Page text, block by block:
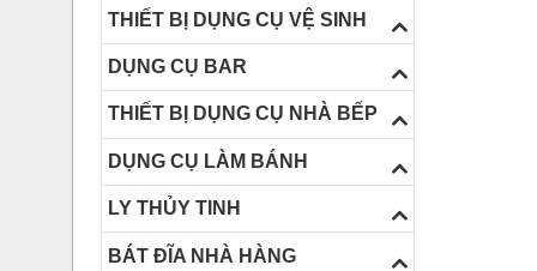
THIẾT BỊ DỤNG CỤ VỆ SINH
DỤNG CỤ BAR
THIẾT BỊ DỤNG CỤ NHÀ BẾP
DỤNG CỤ LÀM BÁNH
LY THỦY TINH
BÁT ĐĨA NHÀ HÀNG